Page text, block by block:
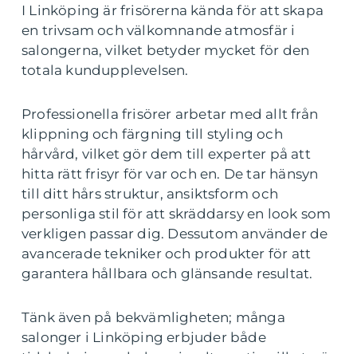
I Linköping är frisörerna kända för att skapa
en trivsam och välkomnande atmosfär i
salongerna, vilket betyder mycket för den
totala kundupplevelsen.
Professionella frisörer arbetar med allt från
klippning och färgning till styling och
hårvård, vilket gör dem till experter på att
hitta rätt frisyr för var och en. De tar hänsyn
till ditt hårs struktur, ansiktsform och
personliga stil för att skräddarsy en look som
verkligen passar dig. Dessutom använder de
avancerade tekniker och produkter för att
garantera hållbara och glänsande resultat.
Tänk även på bekvämligheten; många
salonger i Linköping erbjuder både